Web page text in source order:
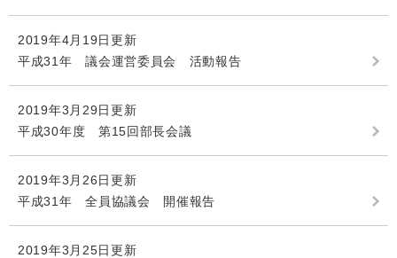
2019年4月19日更新
平成31年 議会運営委員会 活動報告
2019年3月29日更新
平成30年度 第15回部長会議
2019年3月26日更新
平成31年 全員協議会 開催報告
2019年3月25日更新